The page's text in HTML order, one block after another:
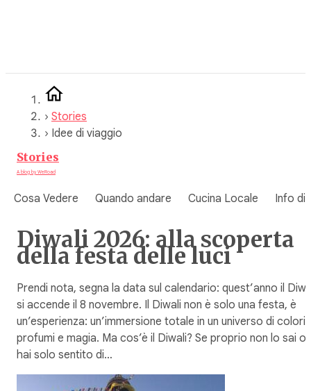
› Stories
› Idee di viaggio
Stories
A blog by WeRoad
Cosa Vedere Quando andare Cucina Locale Info di
Diwali 2026: alla scoperta
della festa delle luci​
Prendi nota, segna la data sul calendario: quest’anno il
si accende il 8 novembre. Il Diwali non è solo una festa, è
un’esperienza: un’immersione totale in un universo di colori,
profumi e magia. Ma cos’è il Diwali? Se proprio non lo sai o
hai solo sentito di…